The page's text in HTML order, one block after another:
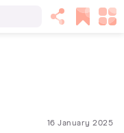
16 January 2025